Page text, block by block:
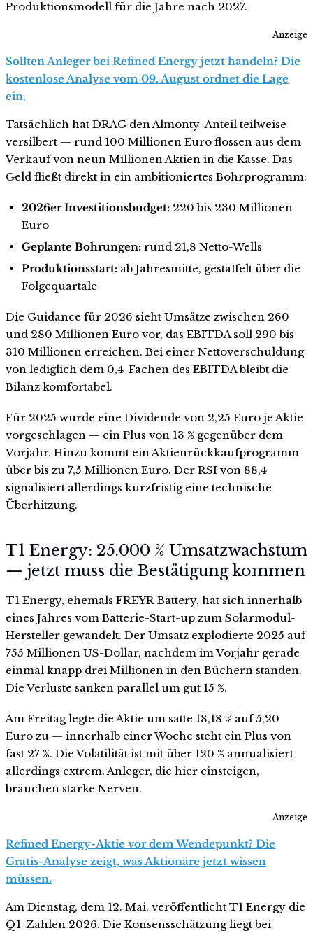
Produktionsmodell für die Jahre nach 2027.
Anzeige
Sollten Anleger bei Refined Energy jetzt handeln? Die
kostenlose Analyse vom 09. August ordnet die Lage
ein.
Tatsächlich hat DRAG den Almonty-Anteil teilweise
versilbert — rund 100 Millionen Euro flossen aus dem
Verkauf von neun Millionen Aktien in die Kasse. Das
Geld fließt direkt in ein ambitioniertes Bohrprogramm:
2026er Investitionsbudget:220 bis 230 Millionen
Euro
Geplante Bohrungen:rund 21,8 Netto-Wells
Produktionsstart:ab Jahresmitte, gestaffelt über die
Folgequartale
Die Guidance für 2026 sieht Umsätze zwischen 260
und 280 Millionen Euro vor, das EBITDA soll 290 bis
310 Millionen erreichen. Bei einer Nettoverschuldung
von lediglich dem 0,4-Fachen des EBITDA bleibt die
Bilanz komfortabel.
Für 2025 wurde eine Dividende von 2,25 Euro je Aktie
vorgeschlagen — ein Plus von 13 % gegenüber dem
Vorjahr. Hinzu kommt ein Aktienrückkaufprogramm
über bis zu 7,5 Millionen Euro. Der RSI von 88,4
signalisiert allerdings kurzfristig eine technische
Überhitzung.
T1 Energy: 25.000 % Umsatzwachstum
— jetzt muss die Bestätigung kommen
T1 Energy, ehemals FREYR Battery, hat sich innerhalb
eines Jahres vom Batterie-Start-up zum Solarmodul-
Hersteller gewandelt. Der Umsatz explodierte 2025 auf
755 Millionen US-Dollar, nachdem im Vorjahr gerade
einmal knapp drei Millionen in den Büchern standen.
Die Verluste sanken parallel um gut 15 %.
Am Freitag legte die Aktie um satte 18,18 % auf 5,20
Euro zu — innerhalb einer Woche steht ein Plus von
fast 27 %. Die Volatilität ist mit über 120 % annualisiert
allerdings extrem. Anleger, die hier einsteigen,
brauchen starke Nerven.
Anzeige
Refined Energy-Aktie vor dem Wendepunkt? Die
Gratis-Analyse zeigt, was Aktionäre jetzt wissen
müssen.
Am Dienstag, dem 12. Mai, veröffentlicht T1 Energy die
Q1-Zahlen 2026. Die Konsensschätzung liegt bei